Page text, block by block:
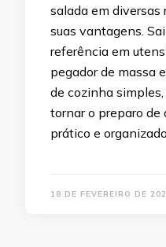
salada em
suas vantagens.
referência em
pegador de massa
de cozinha
tornar o preparo de
prático e
18 DE FEVEREIRO DE